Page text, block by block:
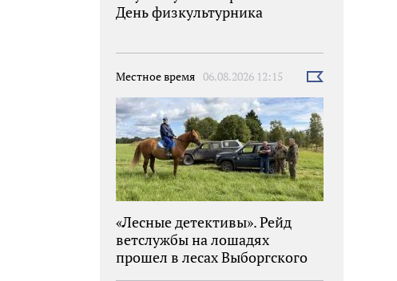
День физкультурника
Местное время 06.08.2026 12:15
Выбрать
«Лесные детективы». Рейд
ветслужбы на лошадях
прошел в лесах Выборгского